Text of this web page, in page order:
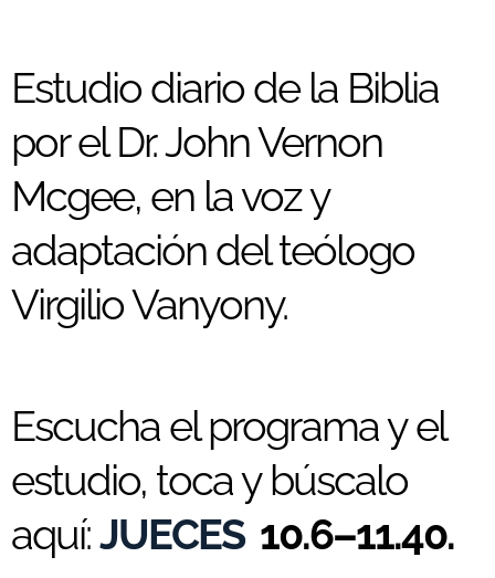
Estudio diario de la Biblia
por el Dr. John Vernon
Mcgee, en la voz y
adaptación del teólogo
Virgilio Vanyony.
Escucha el programa y el
estudio, toca y búscalo
aquí:JUECES10.6–11.40.